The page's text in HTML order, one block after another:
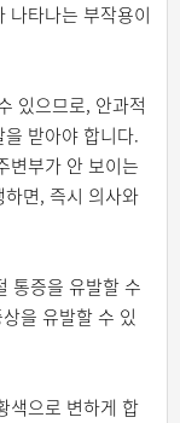
나타나는 부작용이
있으므로, 안과적
받아야 합니다.
변부가 안 보이는
면, 즉시 의사와
통증을 유발할 수
을 유발할 수 있
색으로 변하게 합